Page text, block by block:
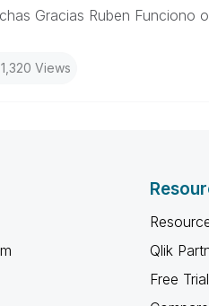
Gracias Ruben Funciono
1,320 Views
Qlik
Free